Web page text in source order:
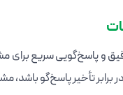
و پاسخ‌گویی سریع برای
برابر تأخیر پاسخ‌گو باشد،